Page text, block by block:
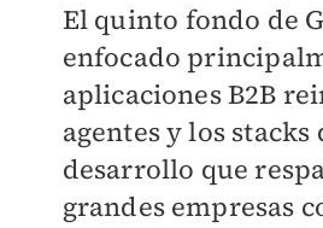
El quinto fondo de
enfocado
aplicaciones B2B
agentes y los stacks
desarrollo que
grandes empresas